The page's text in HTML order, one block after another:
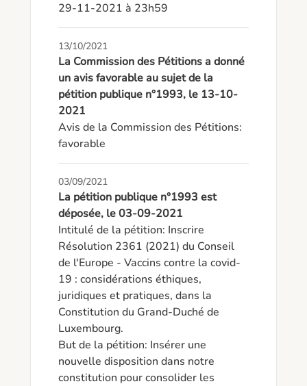
29-11-2021 à 23h59
13/10/2021
La Commission des Pétitions a donné
un avis favorable au sujet de la
pétition publique n°1993, le 13-10-
2021
Avis de la Commission des Pétitions:
favorable
03/09/2021
La pétition publique n°1993 est
déposée, le 03-09-2021
Intitulé de la pétition: Inscrire
Résolution 2361 (2021) du Conseil
de l'Europe - Vaccins contre la covid-
19 : considérations éthiques,
juridiques et pratiques, dans la
Constitution du Grand-Duché de
Luxembourg.
But de la pétition: Insérer une
nouvelle disposition dans notre
constitution pour consolider les